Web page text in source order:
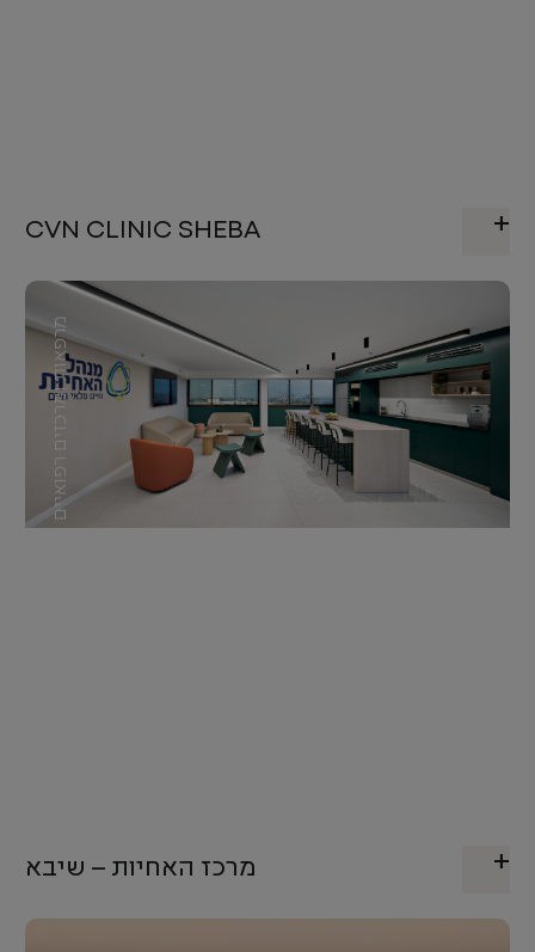
CVN CLINIC SHEBA
מרפאות ומרכזים רפואיים
מרכז האחיות – שיבא